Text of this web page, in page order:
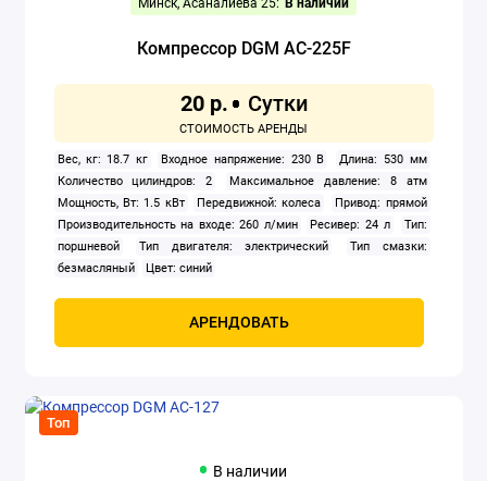
Компрессор DGM AC-225F
20 р.
Вес, кг: 18.7 кг Входное напряжение: 230 В
Длина: 530 мм
Количество цилиндров: 2
Максимальное давление: 8 атм
Мощность, Вт: 1.5 кВт
Передвижной: колеса
Привод: прямой
Производительность на входе: 260 л/мин
Ресивер: 24 л
Тип:
поршневой
Тип двигателя: электрический
Тип смазки:
безмасляный
Цвет: синий
АРЕНДОВАТЬ
Топ
В наличии